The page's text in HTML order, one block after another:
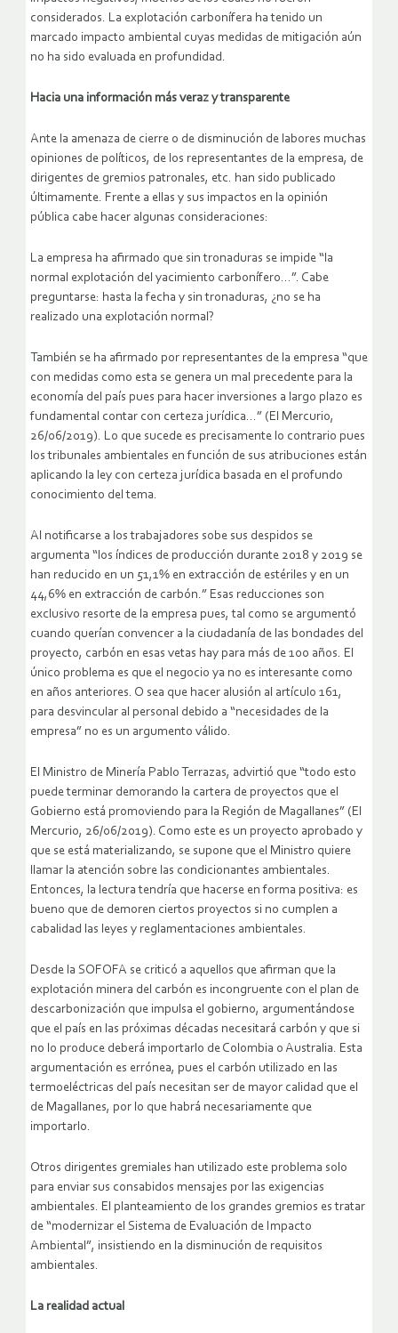
considerados. La explotación carbonífera ha tenido un
marcado impacto ambiental cuyas medidas de mitigación aún
no ha sido evaluada en profundidad.
Hacia una información más veraz y transparente
Ante la amenaza de cierre o de disminución de labores muchas
opiniones de políticos, de los representantes de la empresa, de
dirigentes de gremios patronales, etc. han sido publicado
últimamente. Frente a ellas y sus impactos en la opinión
pública cabe hacer algunas consideraciones:
La empresa ha afirmado que sin tronaduras se impide “la
normal explotación del yacimiento carbonífero…”. Cabe
preguntarse: hasta la fecha y sin tronaduras, ¿no se ha
realizado una explotación normal?
También se ha afirmado por representantes de la empresa “que
con medidas como esta se genera un mal precedente para la
economía del país pues para hacer inversiones a largo plazo es
fundamental contar con certeza jurídica…” (El Mercurio,
26/06/2019). Lo que sucede es precisamente lo contrario pues
los tribunales ambientales en función de sus atribuciones están
aplicando la ley con certeza jurídica basada en el profundo
conocimiento del tema.
Al notificarse a los trabajadores sobe sus despidos se
argumenta “los índices de producción durante 2018 y 2019 se
han reducido en un 51,1% en extracción de estériles y en un
44,6% en extracción de carbón.” Esas reducciones son
exclusivo resorte de la empresa pues, tal como se argumentó
cuando querían convencer a la ciudadanía de las bondades del
proyecto, carbón en esas vetas hay para más de 100 años. El
único problema es que el negocio ya no es interesante como
en años anteriores. O sea que hacer alusión al artículo 161,
para desvincular al personal debido a “necesidades de la
empresa” no es un argumento válido.
El Ministro de Minería Pablo Terrazas, advirtió que “todo esto
puede terminar demorando la cartera de proyectos que el
Gobierno está promoviendo para la Región de Magallanes” (El
Mercurio, 26/06/2019). Como este es un proyecto aprobado y
que se está materializando, se supone que el Ministro quiere
llamar la atención sobre las condicionantes ambientales.
Entonces, la lectura tendría que hacerse en forma positiva: es
bueno que de demoren ciertos proyectos si no cumplen a
cabalidad las leyes y reglamentaciones ambientales.
Desde la SOFOFA se criticó a aquellos que afirman que la
explotación minera del carbón es incongruente con el plan de
descarbonización que impulsa el gobierno, argumentándose
que el país en las próximas décadas necesitará carbón y que si
no lo produce deberá importarlo de Colombia o Australia. Esta
argumentación es errónea, pues el carbón utilizado en las
termoeléctricas del país necesitan ser de mayor calidad que el
de Magallanes, por lo que habrá necesariamente que
importarlo.
Otros dirigentes gremiales han utilizado este problema solo
para enviar sus consabidos mensajes por las exigencias
ambientales. El planteamiento de los grandes gremios es tratar
de “modernizar el Sistema de Evaluación de Impacto
Ambiental”, insistiendo en la disminución de requisitos
ambientales.
La realidad actual